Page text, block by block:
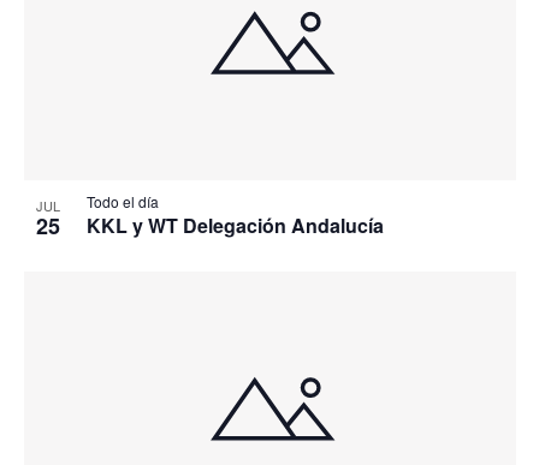
JUL
25
Todo el día
KKL y WT Delegación Andalucía